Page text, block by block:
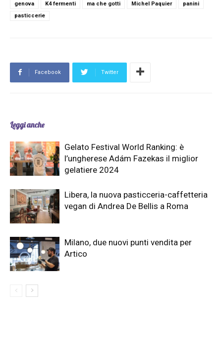
genova
K4 fermenti ma che gotti Michel Paquier
panini
pasticcerie
Facebook Twitter
Leggi anche
Gelato Festival World Ranking: è
l’ungherese Adám Fazekas il miglior
gelatiere 2024
Libera, la nuova pasticceria-caffetteria
vegan di Andrea De Bellis a Roma
Milano, due nuovi punti vendita per
Artico